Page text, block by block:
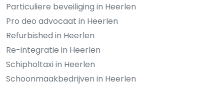
Particuliere beveiliging in Heerlen
Pro deo advocaat in Heerlen
Refurbished in Heerlen
Re-integratie in Heerlen
Schipholtaxi in Heerlen
Schoonmaakbedrijven in Heerlen